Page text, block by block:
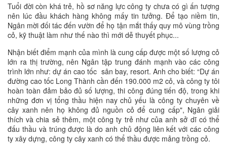
Tuổi đời còn khá trẻ, hồ sơ năng lực công ty chưa có gì ấn tượng
nên lúc đầu khách hàng không mấy tin tưởng. Để tạo niềm tin,
Ngân mời đối tác đến vườn để họ tận mắt thấy quy mô vùng trồng
cỏ, kỹ thuật làm như thế nào thì mới dễ thuyết phục...
Nhận biết điểm mạnh của mình là cung cấp được một số lượng cỏ
lớn ra thị trường, nên Ngân tập trung đánh mạnh vào các công
trình lớn như: dự án cao tốc sân bay, resort. Anh cho biết: “Dự án
đường cao tốc Long Thành cần đến 190.000 m2 cỏ, và công ty tôi
hoàn toàn đảm bảo đủ số lượng, thi công đúng tiến độ, trong khi
những đơn vị tổng thầu hiện nay chủ yếu là công ty chuyên về
cây xanh nên họ không đủ nguồn cỏ để cung cấp", Ngân giải
thích và chia sẻ thêm, một công ty trẻ như của anh sở dĩ có thể
đấu thầu và trúng được là do anh chủ động liên kết với các công
ty xây dựng, công ty cây xanh có thể thầu được mảng trồng cỏ.